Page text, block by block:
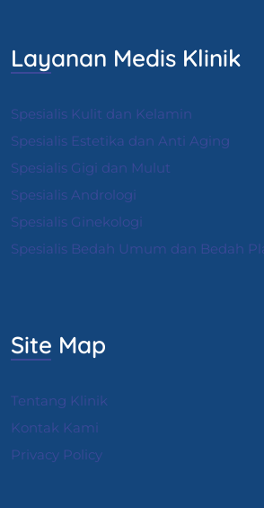
Layanan Medis Klinik
Spesialis Kulit dan Kelamin
Spesialis Estetika dan Anti Aging
Spesialis Gigi dan Mulut
Spesialis Andrologi
Spesialis Ginekologi
Spesialis Bedah Umum dan Bedah
Site Map
Tentang Klinik
Kontak Kami
Privacy Policy